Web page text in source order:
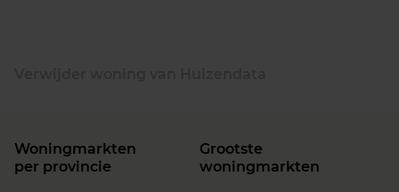
Woningmarkten
per provincie
Grootste
woningmarkten